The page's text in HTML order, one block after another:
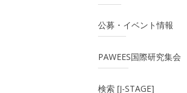
公募・イベント情報
PAWEES国際研究集会
検索 [J-STAGE]